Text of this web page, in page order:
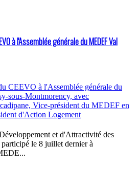
à l'Assemblée générale du MEDEF Val
et d'Attractivité des
le 8 juillet dernier à